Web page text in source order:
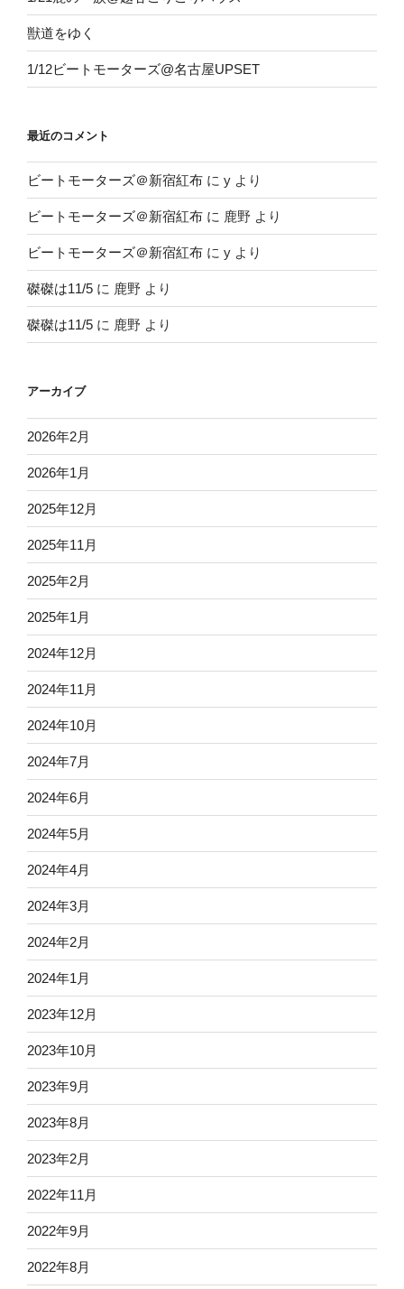
獣道をゆく
1/12ビートモーターズ@名古屋UPSET
最近のコメント
ビートモーターズ＠新宿紅布 に y より
ビートモーターズ＠新宿紅布 に 鹿野 より
ビートモーターズ＠新宿紅布 に y より
磔磔は11/5 に 鹿野 より
磔磔は11/5 に 鹿野 より
アーカイブ
2026年2月
2026年1月
2025年12月
2025年11月
2025年2月
2025年1月
2024年12月
2024年11月
2024年10月
2024年7月
2024年6月
2024年5月
2024年4月
2024年3月
2024年2月
2024年1月
2023年12月
2023年10月
2023年9月
2023年8月
2023年2月
2022年11月
2022年9月
2022年8月